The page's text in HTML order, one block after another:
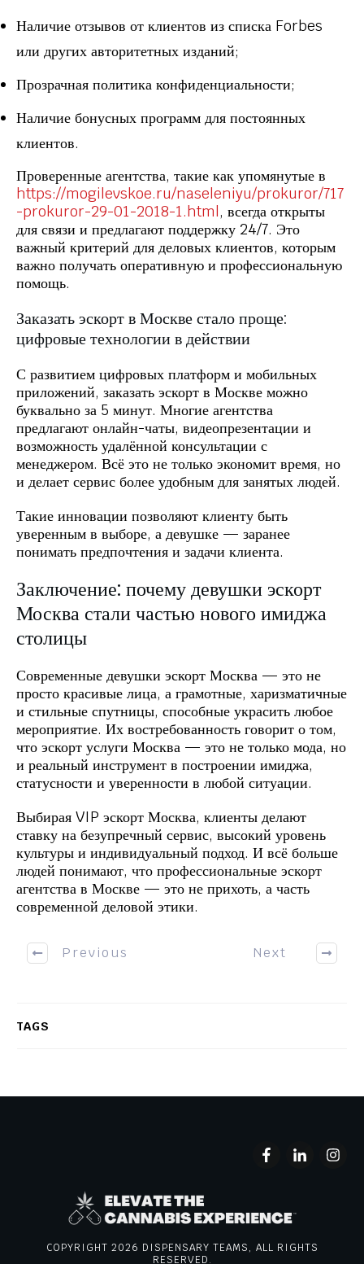
Наличие отзывов от клиентов из списка Forbes
или других авторитетных изданий;
Прозрачная политика конфиденциальности;
Наличие бонусных программ для постоянных
клиентов.
Проверенные агентства, такие как упомянутые в
https://mogilevskoe.ru/naseleniyu/prokuror/717
-prokuror-29-01-2018-1.html, всегда открыты
для связи и предлагают поддержку 24/7. Это
важный критерий для деловых клиентов, которым
важно получать оперативную и профессиональную
помощь.
Заказать эскорт в Москве стало проще:
цифровые технологии в действии
С развитием цифровых платформ и мобильных
приложений, заказать эскорт в Москве можно
буквально за 5 минут. Многие агентства
предлагают онлайн-чаты, видеопрезентации и
возможность удалённой консультации с
менеджером. Всё это не только экономит время, но
и делает сервис более удобным для занятых людей.
Такие инновации позволяют клиенту быть
уверенным в выборе, а девушке — заранее
понимать предпочтения и задачи клиента.
Заключение: почему девушки эскорт
Москва стали частью нового имиджа
столицы
Современные девушки эскорт Москва — это не
просто красивые лица, а грамотные, харизматичные
и стильные спутницы, способные украсить любое
мероприятие. Их востребованность говорит о том,
что эскорт услуги Москва — это не только мода, но
и реальный инструмент в построении имиджа,
статусности и уверенности в любой ситуации.
Выбирая VIP эскорт Москва, клиенты делают
ставку на безупречный сервис, высокий уровень
культуры и индивидуальный подход. И всё больше
людей понимают, что профессиональные эскорт
агентства в Москве — это не прихоть, а часть
современной деловой этики.
Previous Next
TAGS
COPYRIGHT 2026 DISPENSARY TEAMS, ALL RIGHTS
RESERVED.